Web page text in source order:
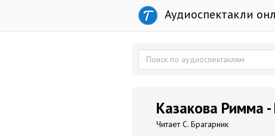
Аудиоспектакли
Казакова Римма
Читает С. Брагарник